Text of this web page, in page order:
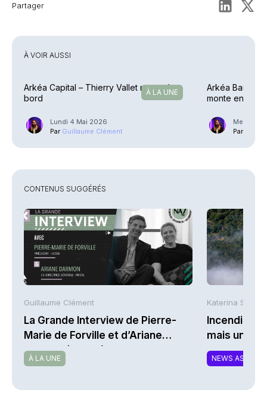
Partager
À VOIR AUSSI
À LA UNE
Arkéa Capital – Thierry Vallet monte à
bord
Lundi 4 Mai 2026
Par Guillaume Clément
Arkéa Banque
monte en
Mercredi
Par
CONTENUS SUGGÉRÉS
Guillaume Clément
La Grande Interview de Pierre-
Marie de Forville et d’Ariane
Darmon (Ivesta)
À LA UNE
Katerina
Incendies :
mais une
NEWS